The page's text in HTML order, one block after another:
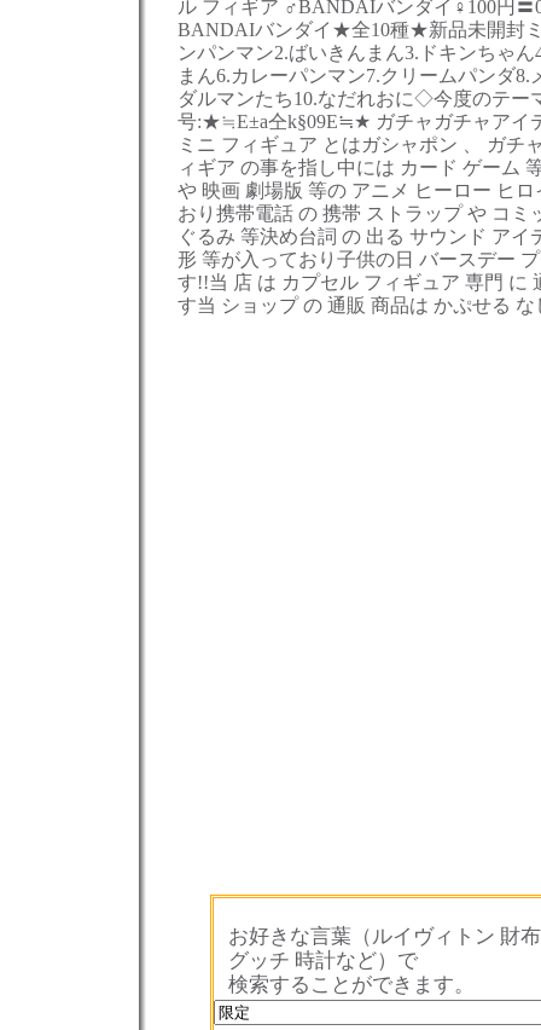
ル フィギア ♂BANDAIバンダイ♀100円〓
BANDAIバンダイ★全10種★新品未開封
ンパンマン2.ばいきんまん3.ドキンちゃ
まん6.カレーパンマン7.クリームパンダ8.
ダルマンたち10.なだれおに◇今度のテー
号:★≒E±a仝k§09E≒★ ガチャガチャアイ
ミニ フィギュア とはガシャポン 、 ガチ
ィギア の事を指し中には カード ゲーム
や 映画 劇場版 等の アニメ ヒーロー ヒ
おり携帯電話 の 携帯 ストラップ や コミ
ぐるみ 等決め台詞 の 出る サウンド アイ
形 等が入っており子供の日 バースデー
す!!当 店 は カプセル フィギュア 専門 に
す当 ショップ の 通販 商品は かぷせる
お好きな言葉（ルイヴィトン 財
グッチ 時計など）で
検索することができます。